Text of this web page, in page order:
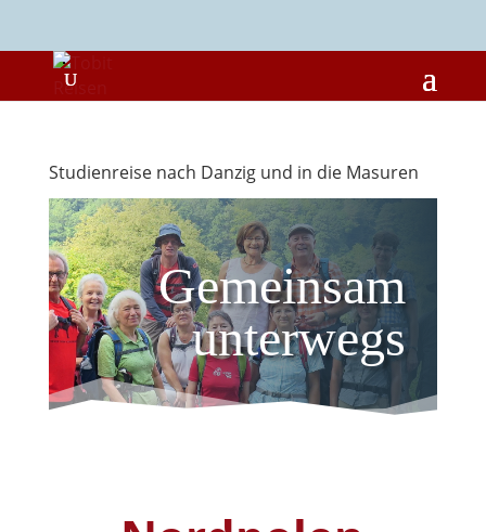
Studienreise nach Danzig und in die Masuren
Gemeinsam
unterwegs